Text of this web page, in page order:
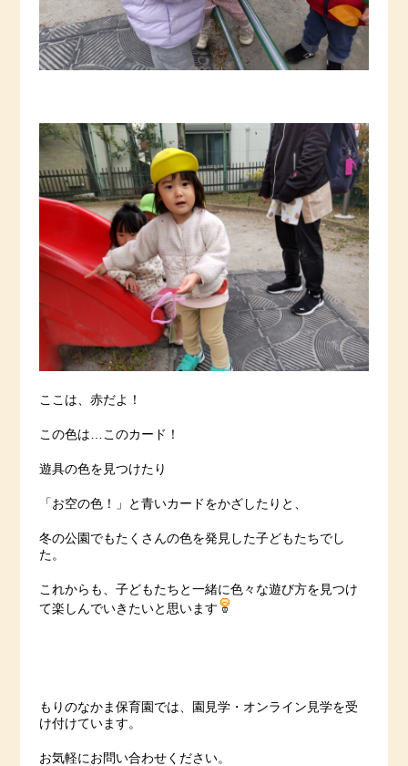
ここは、赤だよ！
この色は…このカード！
遊具の色を見つけたり
「お空の色！」と青いカードをかざしたりと、
冬の公園でもたくさんの色を発見した子どもたちでし
た。
これからも、子どもたちと一緒に色々な遊び方を見つけ
て楽しんでいきたいと思います
もりのなかま保育園では、園見学・オンライン見学を受
け付けています。
お気軽にお問い合わせください。